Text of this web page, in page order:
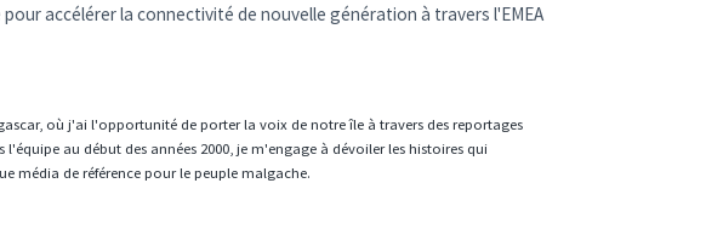
accélérer la connectivité de nouvelle génération à travers l'EMEA
où j'ai l'opportunité de porter la voix de notre île à travers des reportages
au début des années 2000, je m'engage à dévoiler les histoires qui
média de référence pour le peuple malgache.